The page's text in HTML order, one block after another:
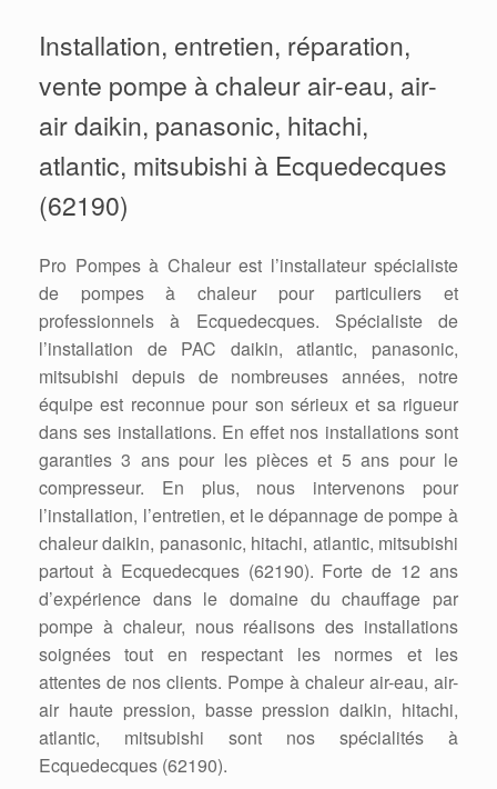
Installation, entretien, réparation,
vente pompe à chaleur air-eau, air-
air daikin, panasonic, hitachi,
atlantic, mitsubishi à Ecquedecques
(62190)
Pro Pompes à Chaleur est l’installateur spécialiste
de pompes à chaleur pour particuliers et
professionnels à Ecquedecques. Spécialiste de
l’installation de PAC daikin, atlantic, panasonic,
mitsubishi depuis de nombreuses années, notre
équipe est reconnue pour son sérieux et sa rigueur
dans ses installations. En effet nos installations sont
garanties 3 ans pour les pièces et 5 ans pour le
compresseur. En plus, nous intervenons pour
l’installation, l’entretien, et le dépannage de pompe à
chaleur daikin, panasonic, hitachi, atlantic, mitsubishi
partout à Ecquedecques (62190). Forte de 12 ans
d’expérience dans le domaine du chauffage par
pompe à chaleur, nous réalisons des installations
soignées tout en respectant les normes et les
attentes de nos clients. Pompe à chaleur air-eau, air-
air haute pression, basse pression daikin, hitachi,
atlantic, mitsubishi sont nos spécialités à
Ecquedecques (62190).